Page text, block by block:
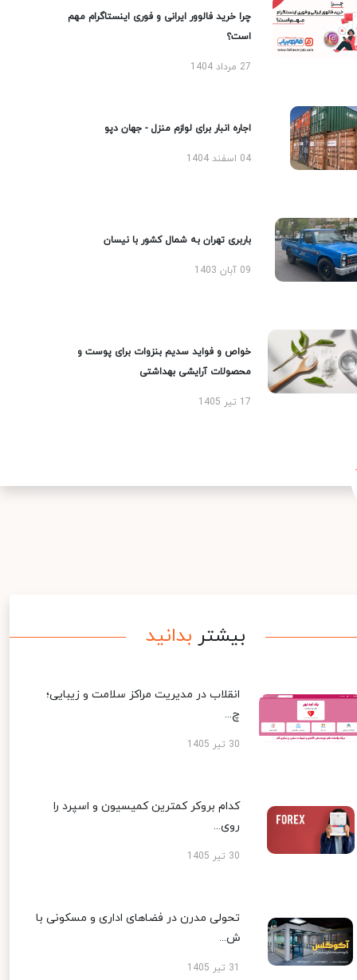
چرا خرید فالوور ایرانی و فوری اینستاگرام مهم
است؟
27 مرداد 1404
اجاره انبار برای لوازم منزل - جهان دپو
04 اسفند 1404
باربری تهران به شمال کشور با نیسان
09 آبان 1403
خواص و فواید سدیم بنزوات برای پوست و
محصولات آرایشی بهداشتی
17 تیر 1405
بیشتر بدانید
انقلاب در مدیریت مراکز سلامت و زیبایی؛
چ...
30 تیر 1405
کدام بروکر کمترین کمیسیون و اسپرد را
روی...
30 تیر 1405
تحولی مدرن در فضاهای اداری و مسکونی با
ش...